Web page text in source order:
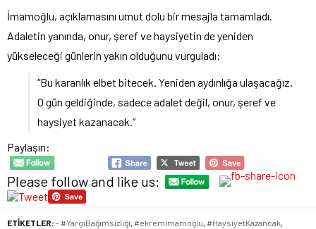
İmamoğlu, açıklamasını umut dolu bir mesajla tamamladı.
Adaletin yanında, onur, şeref ve haysiyetin de yeniden
yükseleceği günlerin yakın olduğunu vurguladı:
“Bu karanlık elbet bitecek. Yeniden aydınlığa ulaşacağız.
O gün geldiğinde, sadece adalet değil, onur, şeref ve
haysiyet kazanacak.”
Paylaşın:
Please follow and like us:
ETİKETLER: - #YargıBağımsızlığı, #ekremimamoğlu, #HaysiyetKazancak,